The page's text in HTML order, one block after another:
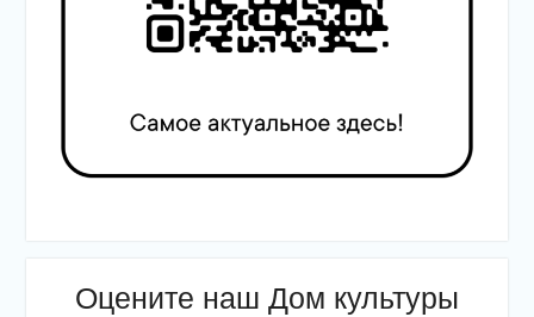
Оцените наш Дом культуры